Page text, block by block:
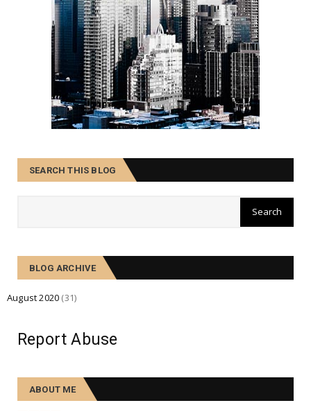
TRAINING
Morbi lobortis ultricies urna, neque aliquam sit
amet.
August 07, 2020
SEARCH THIS BLOG
BLOG ARCHIVE
August 2020 (31)
Report Abuse
ABOUT ME